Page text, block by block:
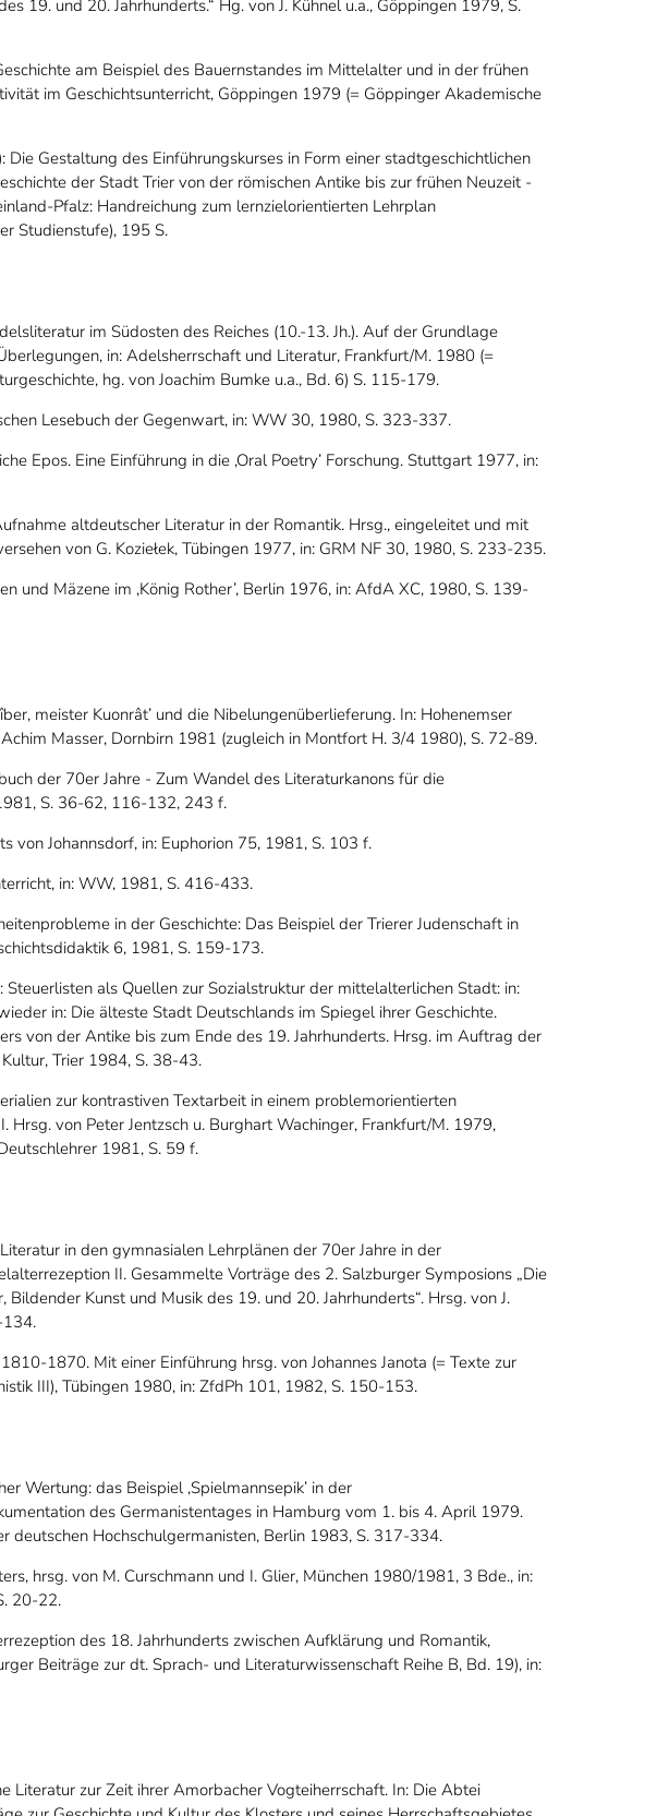
19. und 20. Jahrhunderts.“ Hg. von J. Kühnel u.a., Göppingen 1979, S.
am Beispiel des Bauernstandes im Mittelalter und in der frühen
im Geschichtsunterricht, Göppingen 1979 (= Göppinger Akademische
Die Gestaltung des Einführungskurses in Form einer stadtgeschichtlichen
der Stadt Trier von der römischen Antike bis zur frühen Neuzeit -
Pfalz: Handreichung zum lernzielorientierten Lehrplan
Studienstufe), 195 S.
im Südosten des Reiches (10.-13. Jh.). Auf der Grundlage
in: Adelsherrschaft und Literatur, Frankfurt/M. 1980 (=
hg. von Joachim Bumke u.a., Bd. 6) S. 115-179.
Lesebuch der Gegenwart, in: WW 30, 1980, S. 323-337.
Epos. Eine Einführung in die ‚Oral Poetry’ Forschung. Stuttgart 1977, in:
altdeutscher Literatur in der Romantik. Hrsg., eingeleitet und mit
von G. Koziełek, Tübingen 1977, in: GRM NF 30, 1980, S. 233-235.
und Mäzene im ‚König Rother’, Berlin 1976, in: AfdA XC, 1980, S. 139-
meister Kuonrât’ und die Nibelungenüberlieferung. In: Hohenemser
Masser, Dornbirn 1981 (zugleich in Montfort H. 3/4 1980), S. 72-89.
der 70er Jahre - Zum Wandel des Literaturkanons für die
S. 36-62, 116-132, 243 f.
von Johannsdorf, in: Euphorion 75, 1981, S. 103 f.
in: WW, 1981, S. 416-433.
in der Geschichte: Das Beispiel der Trierer Judenschaft in
6, 1981, S. 159-173.
Steuerlisten als Quellen zur Sozialstruktur der mittelalterlichen Stadt: in:
in: Die älteste Stadt Deutschlands im Spiegel ihrer Geschichte.
von der Antike bis zum Ende des 19. Jahrhunderts. Hrsg. im Auftrag der
Trier 1984, S. 38-43.
zur kontrastiven Textarbeit in einem problemorientierten
Hrsg. von Peter Jentzsch u. Burghart Wachinger, Frankfurt/M. 1979,
1981, S. 59 f.
in den gymnasialen Lehrplänen der 70er Jahre in der
II. Gesammelte Vorträge des 2. Salzburger Symposions „Die
Kunst und Musik des 19. und 20. Jahrhunderts“. Hrsg. von J.
134.
1870. Mit einer Einführung hrsg. von Johannes Janota (= Texte zur
III), Tübingen 1980, in: ZfdPh 101, 1982, S. 150-153.
Wertung: das Beispiel ‚Spielmannsepik’ in der
des Germanistentages in Hamburg vom 1. bis 4. April 1979.
deutschen Hochschulgermanisten, Berlin 1983, S. 317-334.
hrsg. von M. Curschmann und I. Glier, München 1980/1981, 3 Bde., in:
20-22.
des 18. Jahrhunderts zwischen Aufklärung und Romantik,
Beiträge zur dt. Sprach- und Literaturwissenschaft Reihe B, Bd. 19), in:
Literatur zur Zeit ihrer Amorbacher Vogteiherrschaft. In: Die Abtei